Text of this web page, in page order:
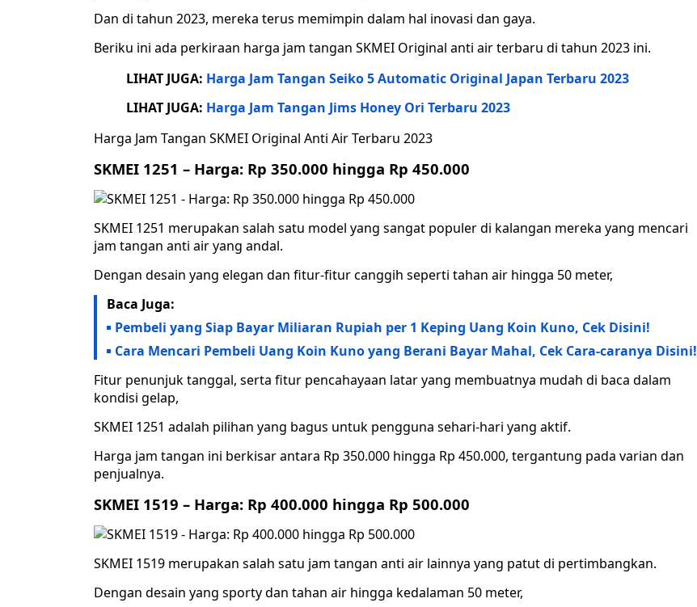
Dan di tahun 2023, mereka terus memimpin dalam hal inovasi dan gaya.
Beriku ini ada perkiraan harga jam tangan SKMEI Original anti air terbaru di tahun 2023 ini.
LIHAT JUGA: Harga Jam Tangan Seiko 5 Automatic Original Japan Terbaru 2023
LIHAT JUGA: Harga Jam Tangan Jims Honey Ori Terbaru 2023
Harga Jam Tangan SKMEI Original Anti Air Terbaru 2023
SKMEI 1251 – Harga: Rp 350.000 hingga Rp 450.000
SKMEI 1251 merupakan salah satu model yang sangat populer di kalangan mereka yang mencari
jam tangan anti air yang andal.
Dengan desain yang elegan dan fitur-fitur canggih seperti tahan air hingga 50 meter,
Baca Juga:
Pembeli yang Siap Bayar Miliaran Rupiah per 1 Keping Uang Koin Kuno, Cek Disini!
Cara Mencari Pembeli Uang Koin Kuno yang Berani Bayar Mahal, Cek Cara-caranya Disini!
Fitur penunjuk tanggal, serta fitur pencahayaan latar yang membuatnya mudah di baca dalam
kondisi gelap,
SKMEI 1251 adalah pilihan yang bagus untuk pengguna sehari-hari yang aktif.
Harga jam tangan ini berkisar antara Rp 350.000 hingga Rp 450.000, tergantung pada varian dan
penjualnya.
SKMEI 1519 – Harga: Rp 400.000 hingga Rp 500.000
SKMEI 1519 merupakan salah satu jam tangan anti air lainnya yang patut di pertimbangkan.
Dengan desain yang sporty dan tahan air hingga kedalaman 50 meter,